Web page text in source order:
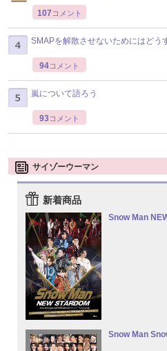
107 コメント
SMAPを解散させないためにはどう
94コメント
嵐について語ろう
93コメント
サイゾーウーマン
新着商品
Snow Man
Snow Man